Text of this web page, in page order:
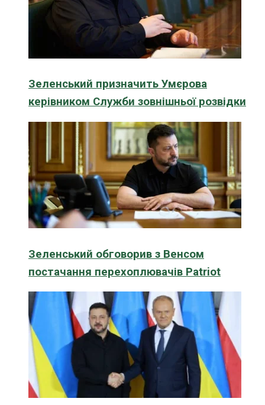
Зеленський призначить Умєрова
керівником Служби зовнішньої розвідки
Зеленський обговорив з Венсом
постачання перехоплювачів Patriot